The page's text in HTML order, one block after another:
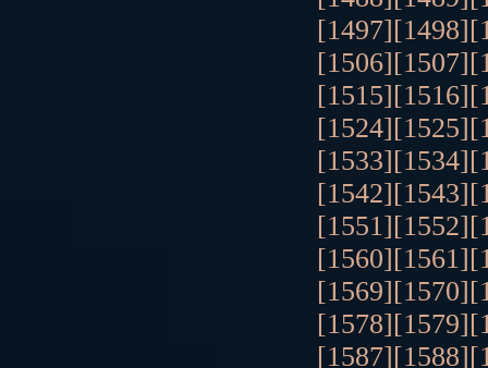
[1497][1498]
[1506][1507]
[1515][1516]
[1524][1525]
[1533][1534]
[1542][1543]
[1551][1552]
[1560][1561]
[1569][1570]
[1578][1579]
[1587][1588]